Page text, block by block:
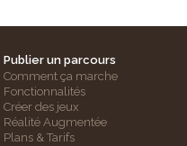
Publier un parcours
Comment ça marche
Fonctionnalités
Créer des jeux
Réalité Augmentée
Plans & Tarifs